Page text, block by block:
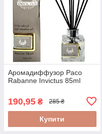
Аромадиффузор Paco
Rabanne Invictus 85ml
190,95 ₴ 285 ₴
Купити